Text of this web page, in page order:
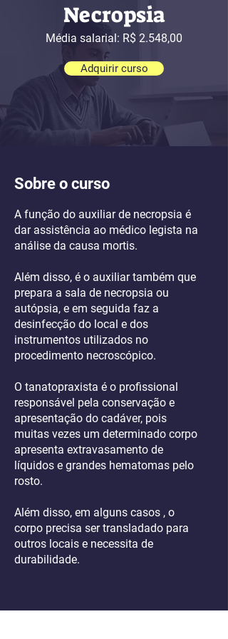
Necropsia
Média salarial: R$ 2.548,00
Adquirir curso
Sobre o curso
A função do auxiliar de necropsia é
dar assistência ao médico legista na
análise da causa mortis.
Além disso, é o auxiliar também que
prepara a sala de necropsia ou
autópsia, e em seguida faz a
desinfecção do local e dos
instrumentos utilizados no
procedimento necroscópico.
O tanatopraxista é o profissional
responsável pela conservação e
apresentação do cadáver, pois
muitas vezes um determinado corpo
apresenta extravasamento de
líquidos e grandes hematomas pelo
rosto.
Além disso, em alguns casos , o
corpo precisa ser transladado para
outros locais e necessita de
durabilidade.